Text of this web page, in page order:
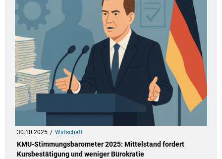
30.10.2025 Wirtschaft
KMU-Stimmungsbarometer 2025: Mittelstand fordert
Kursbestätigung und weniger Bürokratie